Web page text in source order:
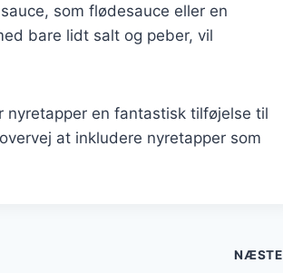
som flødesauce eller en
bare lidt salt og peber, vil
en fantastisk tilføjelse til
at inkludere nyretapper som
NÆSTE